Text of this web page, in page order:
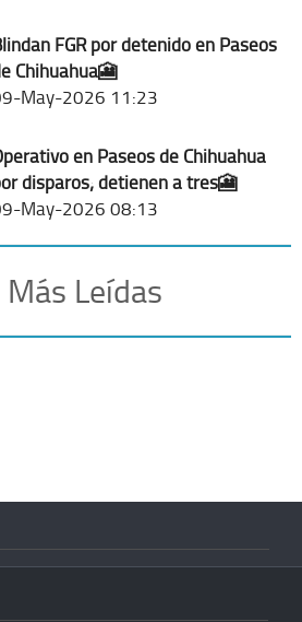
FGR por detenido en Paseos
Chihuahua🎦
May-2026 11:23
en Paseos de Chihuahua
disparos; detienen a tres🎦
May-2026 08:13
Más Leídas